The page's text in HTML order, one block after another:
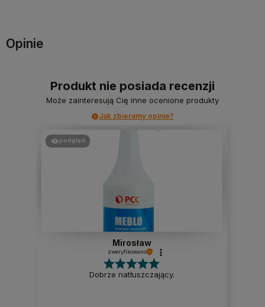
Opinie
Produkt nie posiada recenzji
Może zainteresują Cię inne ocenione produkty
Jak zbieramy opinie?
podgląd
Mirosław
zweryfikowano
Dobrze natłuszczający.